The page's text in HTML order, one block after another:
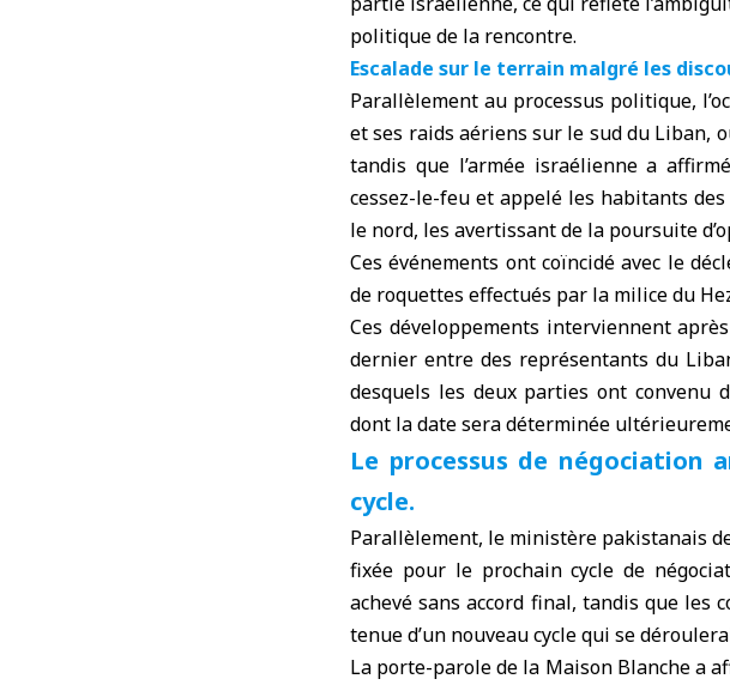
politique de la rencontre.
Escalade sur le terrain malgré les
Parallèlement au processus politique,
et ses raids aériens sur le sud du Liban,
tandis que l’armée israélienne a
cessez-le-feu et appelé les habitants
le nord, les avertissant de la poursuite
Ces événements ont coïncidé avec le
de roquettes effectués par la milice du
Ces développements interviennent
dernier entre des représentants du
desquels les deux parties ont convenu
dont la date sera déterminée
Le processus de négociation
cycle.
Parallèlement, le ministère pakistanais
fixée pour le prochain cycle de
achevé sans accord final, tandis que les
tenue d’un nouveau cycle qui se
La porte-parole de la Maison Blanche a